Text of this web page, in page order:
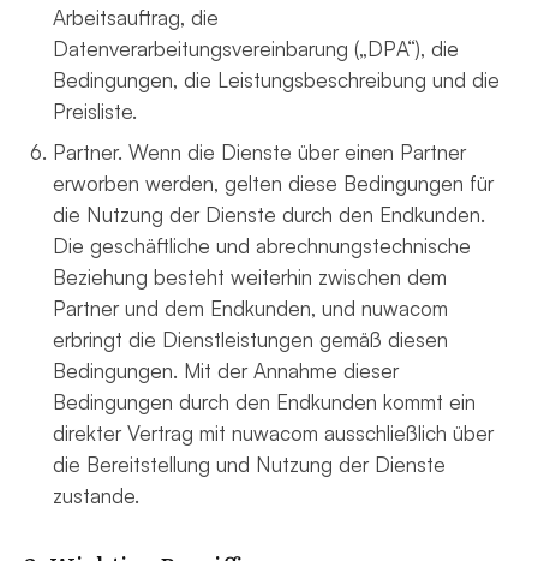
Arbeitsauftrag, die
Datenverarbeitungsvereinbarung („DPA“), die
Bedingungen, die Leistungsbeschreibung und die
Preisliste.
Partner. Wenn die Dienste über einen Partner
erworben werden, gelten diese Bedingungen für
die Nutzung der Dienste durch den Endkunden.
Die geschäftliche und abrechnungstechnische
Beziehung besteht weiterhin zwischen dem
Partner und dem Endkunden, und nuwacom
erbringt die Dienstleistungen gemäß diesen
Bedingungen. Mit der Annahme dieser
Bedingungen durch den Endkunden kommt ein
direkter Vertrag mit nuwacom ausschließlich über
die Bereitstellung und Nutzung der Dienste
zustande.